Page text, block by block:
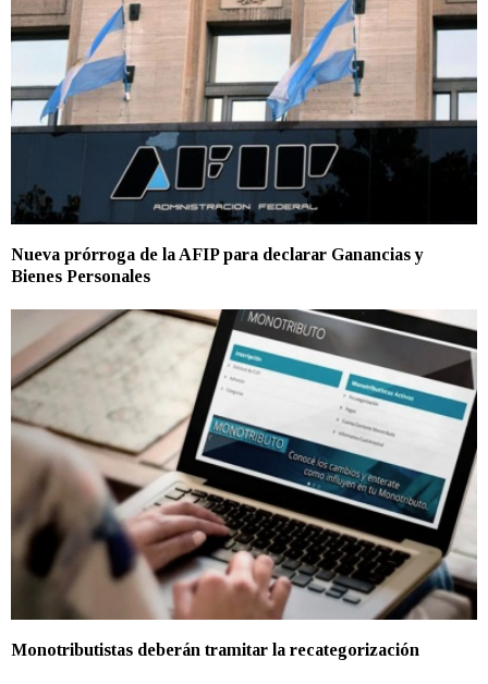
Nueva prórroga de la AFIP para declarar Ganancias y
Bienes Personales
Monotributistas deberán tramitar la recategorización